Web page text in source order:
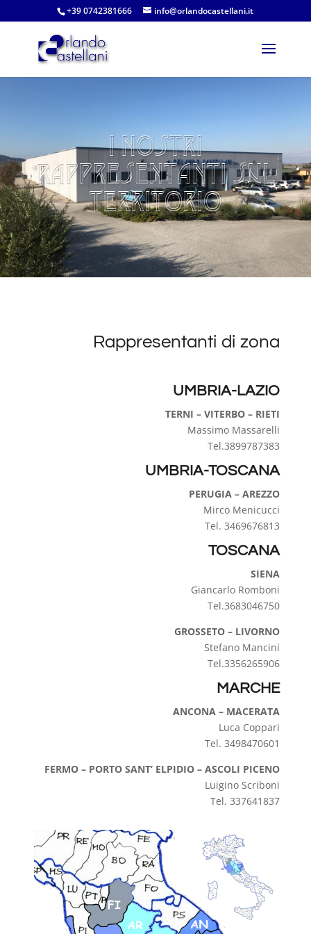
+39 0742381666 info@orlandocastellani.it
I nostri
rappresentanti sul
territorio
Rappresentanti di zona
UMBRIA-LAZIO
TERNI – VITERBO – RIETI
Massimo Massarelli
Tel.3899787383
UMBRIA-TOSCANA
PERUGIA – AREZZO
Mirco Menicucci
Tel. 3469676813
TOSCANA
SIENA
Giancarlo Romboni
Tel.3683046750
GROSSETO – LIVORNO
Stefano Mancini
Tel.3356265906
MARCHE
ANCONA – MACERATA
Luca Coppari
Tel. 3498470601
FERMO – PORTO SANT’ ELPIDIO – ASCOLI PICENO
Luigino Scriboni
Tel. 337641837